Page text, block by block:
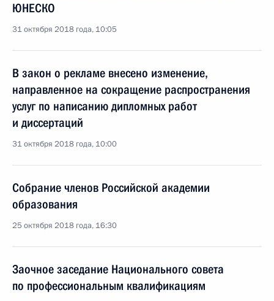
ЮНЕСКО
31 октября 2018 года, 10:05
В закон о рекламе внесено изменение,
направленное на сокращение распространения
услуг по написанию дипломных работ
и диссертаций
31 октября 2018 года, 10:00
Собрание членов Российской академии
образования
25 октября 2018 года, 16:30
Заочное заседание Национального совета
по профессиональным квалификациям